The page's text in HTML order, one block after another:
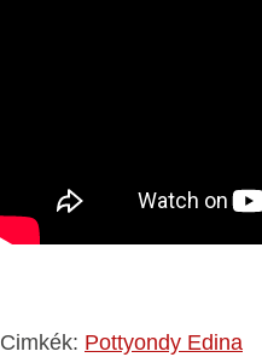
Cimkék: Pottyondy Edina